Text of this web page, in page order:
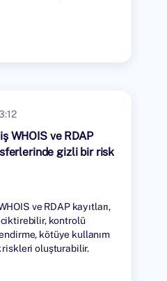
WHOIS ve RDAP
gizli bir risk
ve RDAP kayıtları,
kontrolü
kötüye kullanım
oluşturabilir.